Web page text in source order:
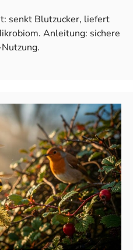
senkt Blutzucker, liefert
Anleitung: sichere